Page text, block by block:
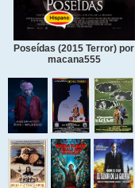
Poseídas (2015 Terror) por
macana555